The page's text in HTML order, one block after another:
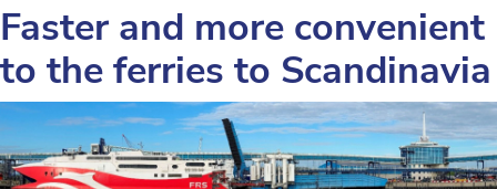
Faster and more convenient
to the ferries to Scandinavia